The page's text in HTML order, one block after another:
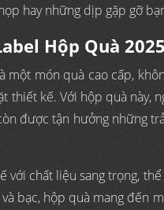
hay những dịp gặp gỡ
Hộp Quà 2025
một món quà cao cấp,
thiết kế. Với hộp quà này,
được tận hưởng những
chất liệu sang trọng,
bạc, hộp quà mang đến